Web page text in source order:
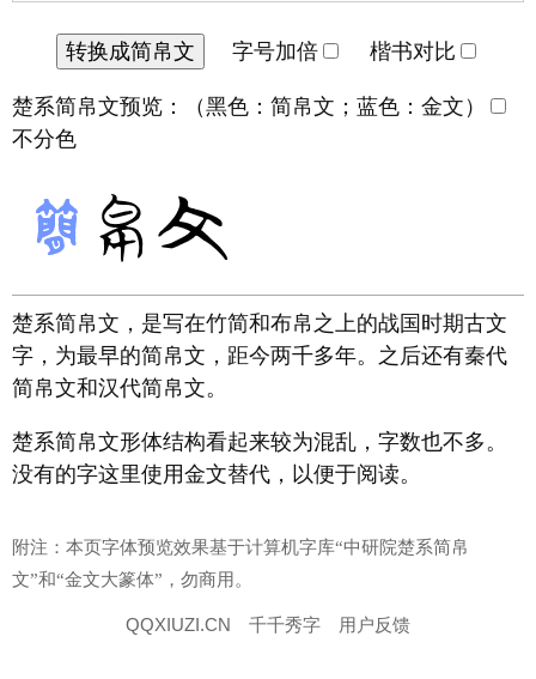
字号加倍 楷书对比
楚系简帛文预览：（黑色：简帛文；蓝色：金文）
不分色
楚系简帛文，是写在竹简和布帛之上的战国时期古文
字，为最早的简帛文，距今两千多年。之后还有秦代
简帛文和汉代简帛文。
楚系简帛文形体结构看起来较为混乱，字数也不多。
没有的字这里使用金文替代，以便于阅读。
附注：本页字体预览效果基于计算机字库“中研院楚系简帛
文”和“金文大篆体”，勿商用。
QQXIUZI.CN 千千秀字 用户反馈